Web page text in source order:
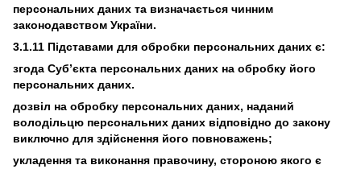
персональних даних та визначається чинним
законодавством України.
3.1.11 Підставами для обробки персональних даних є:
згода Суб’єкта персональних даних на обробку його
персональних даних.
дозвіл на обробку персональних даних, наданий
володільцю персональних даних відповідно до закону
виключно для здійснення його повноважень;
укладення та виконання правочину, стороною якого є